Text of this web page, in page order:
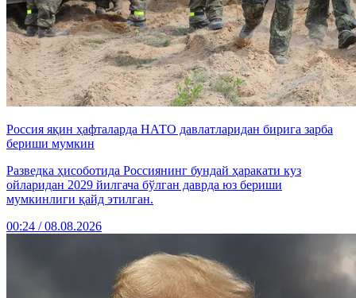
Россия яқин ҳафталарда НАТО давлатларидан бирига зарба
бериши мумкин
Разведка ҳисоботида Россиянинг бундай ҳаракати куз
ойларидан 2029 йилгача бўлган даврда юз бериши
мумкинлиги қайд этилган.
00:24 / 08.08.2026